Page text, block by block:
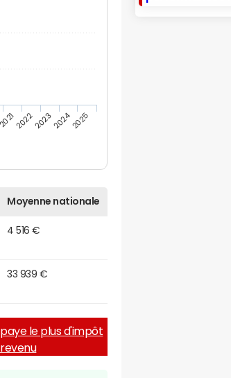
20212022202320242025
Moyenne nationale
4 516 €
33 939 €
paye le plus d'impôt